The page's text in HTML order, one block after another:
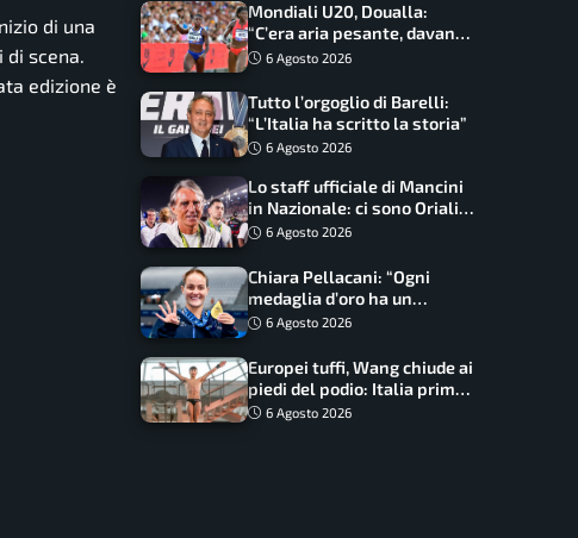
di una
scena.
edizione è
Mondiali U20, Doualla:
“C’era aria pesante, davano
le mascherine! Finale? Non
6 Agosto 2026
Tutto l’orgoglio di Barelli:
“L’Italia ha scritto la storia”
6 Agosto 2026
Lo staff ufficiale di Mancini
in Nazionale: ci sono Oriali e
Bonucci, confermato un
6 Agosto 2026
Chiara Pellacani: “Ogni
medaglia d’oro ha un
significato diverso. Ho fatto
6 Agosto 2026
Europei tuffi, Wang chiude ai
piedi del podio: Italia prima
nel medagliere
6 Agosto 2026